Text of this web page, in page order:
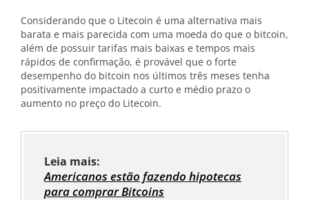
Considerando que o Litecoin é uma alternativa mais
barata e mais parecida com uma moeda do que o bitcoin,
além de possuir tarifas mais baixas e tempos mais
rápidos de confirmação, é provável que o forte
desempenho do bitcoin nos últimos três meses tenha
positivamente impactado a curto e médio prazo o
aumento no preço do Litecoin.
Leia mais:
Americanos estão fazendo hipotecas
para comprar Bitcoins